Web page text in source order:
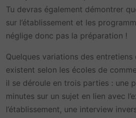
Tu devras également démontrer
sur l’établissement et les
néglige donc pas la préparation !
Quelques variations des
existent selon les écoles de
il se déroule en trois parties : une
minutes sur un sujet en lien avec
l’établissement, une interview